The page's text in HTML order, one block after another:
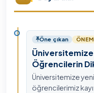
Öne çıkan
Üniversitemize
Öğrencilerin
Üniversitemize
öğrencilerimiz